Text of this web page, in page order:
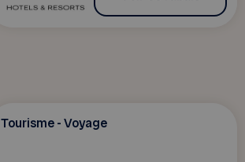
Tourisme - Voyage